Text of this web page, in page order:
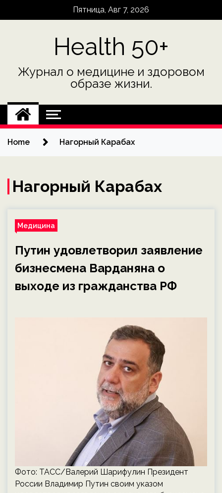
Пятница, Авг 7, 2026
Health 50+
Журнал о медицине и здоровом
образе жизни.
Home Нагорный Карабах
Нагорный Карабах
Медицина
Путин удовлетворил заявление
бизнесмена Варданяна о
выходе из гражданства РФ
Фото: ТАСС/Валерий Шарифулин Президент
России Владимир Путин своим указом